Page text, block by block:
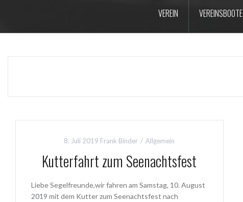
VEREIN VEREINSBOOTE
8. Juli 2019 Frank Binder Allgemein
Kutterfahrt zum Seenachtsfest
Liebe Segelfreunde,wir fahren am Samstag, 10. August
2019 mit dem Kutter zum Seenachtsfest nach